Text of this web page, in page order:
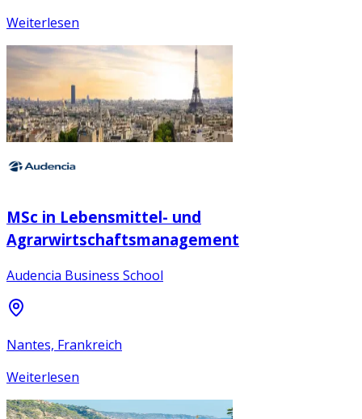
Weiterlesen
MSc in Lebensmittel- und
Agrarwirtschaftsmanagement
Audencia Business School
Nantes, Frankreich
Weiterlesen